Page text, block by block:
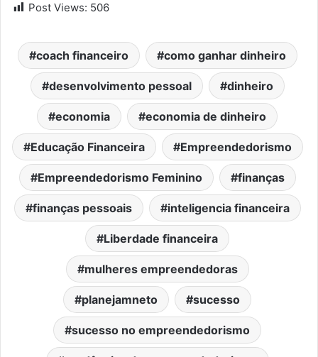
Post Views: 506
coach financeiro como ganhar dinheiro
desenvolvimento pessoal dinheiro
economia economia de dinheiro
Educação Financeira Empreendedorismo
Empreendedorismo Feminino finanças
finanças pessoais inteligencia financeira
Liberdade financeira
mulheres empreendedoras
planejamneto sucesso
sucesso no empreendedorismo